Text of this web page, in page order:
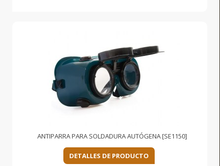
ANTIPARRA PARA SOLDADURA AUTÓGENA [SE1150]
DETALLES DE PRODUCTO